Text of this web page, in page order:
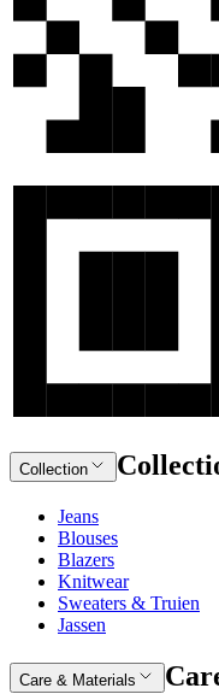
Collection
Jeans
Blouses
Blazers
Knitwear
Sweaters & Truien
Jassen
Care & Materials